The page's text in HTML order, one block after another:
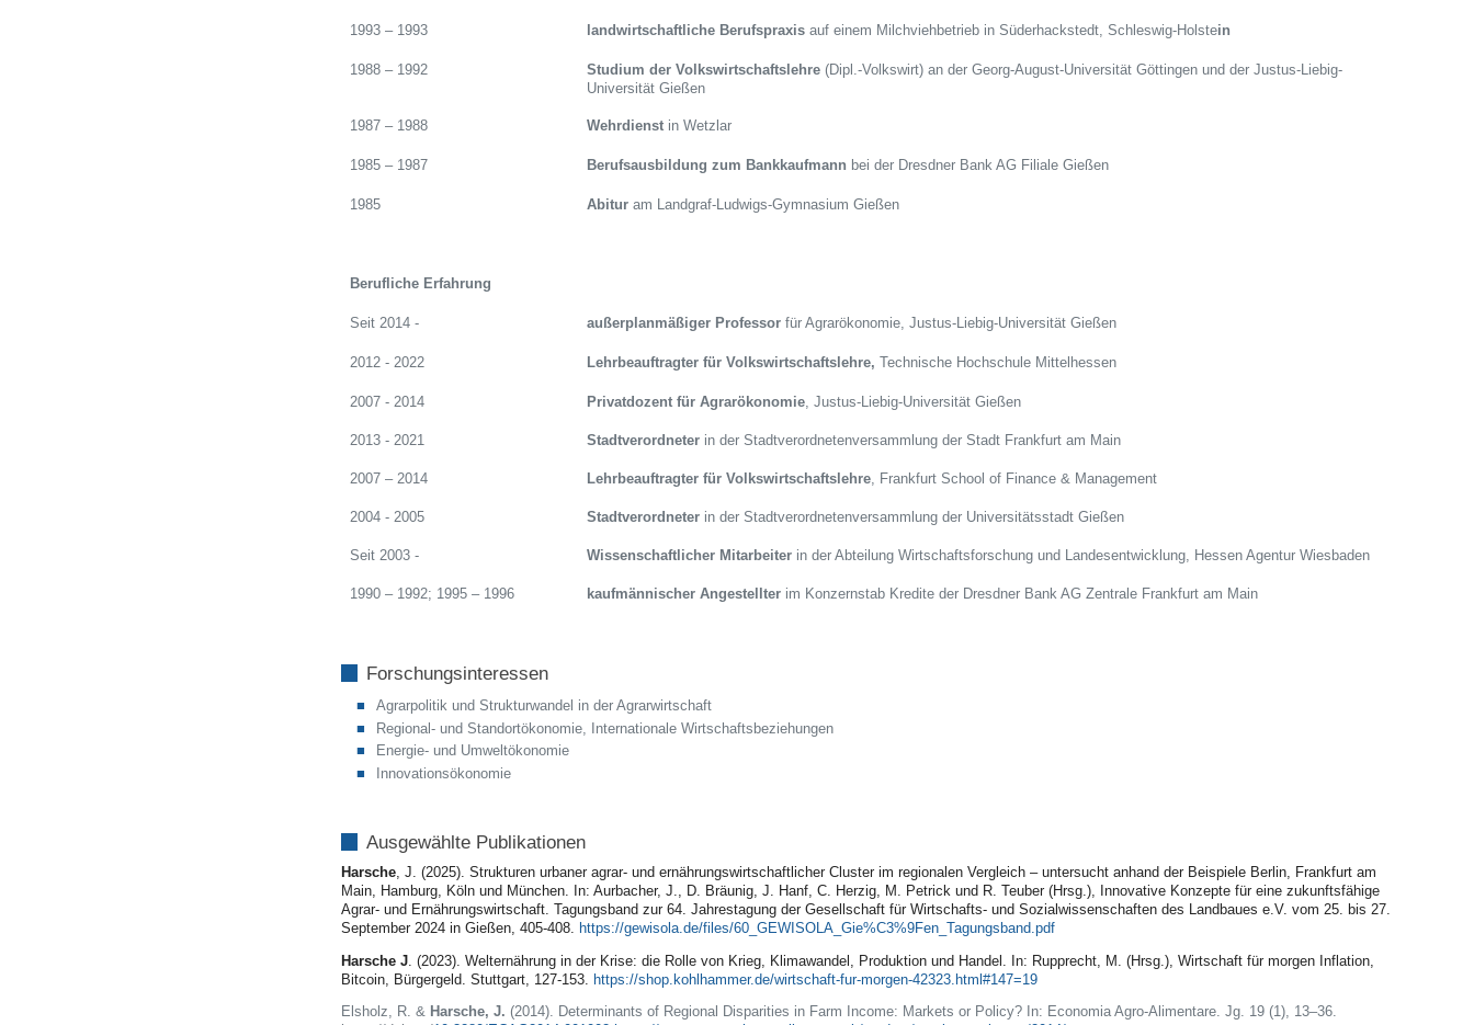
1993 – 1993 landwirtschaftliche Berufspraxis auf einem Milchviehbetrieb in Süderhackstedt, Schleswig-Holstein
1988 – 1992 Studium der Volkswirtschaftslehre (Dipl.-Volkswirt) an der Georg-August-Universität Göttingen und der Justus-Liebig-
Universität Gießen
1987 – 1988 Wehrdienst in Wetzlar
1985 – 1987 Berufsausbildung zum Bankkaufmann bei der Dresdner Bank AG Filiale Gießen
1985 Abitur am Landgraf-Ludwigs-Gymnasium Gießen
Berufliche Erfahrung
Seit 2014 - außerplanmäßiger Professor für Agrarökonomie, Justus-Liebig-Universität Gießen
2012 - 2022 Lehrbeauftragter für Volkswirtschaftslehre, Technische Hochschule Mittelhessen
2007 - 2014 Privatdozent für Agrarökonomie Justus-Liebig-Universität Gießen
2013 - 2021 Stadtverordneter in der Stadtverordnetenversammlung der Stadt Frankfurt am Main
2007 – 2014 Lehrbeauftragter für Volkswirtschaftslehre , Frankfurt School of Finance & Management
2004 - 2005 Stadtverordneter in der Stadtverordnetenversammlung der Universitätsstadt Gießen
Seit 2003 - Wissenschaftlicher Mitarbeiter in der Abteilung Wirtschaftsforschung und Landesentwicklung, Hessen Agentur Wiesbaden
1990 – 1992; 1995 – 1996 kaufmännischer Angestellter im Konzernstab Kredite der Dresdner Bank AG Zentrale Frankfurt am Main
Forschungsinteressen
Agrarpolitik und Strukturwandel in der Agrarwirtschaft
Regional- und Standortökonomie, Internationale Wirtschaftsbeziehungen
Energie- und Umweltökonomie
Innovationsökonomie
Ausgewählte Publikationen
Harsche , J. (2025). Strukturen urbaner agrar- und ernährungswirtschaftlicher Cluster im regionalen Vergleich – untersucht anhand der Beispiele Berlin, Frankfurt am
Main, Hamburg, Köln und München. In: Aurbacher, J., D. Bräunig, J. Hanf, C. Herzig, M. Petrick und R. Teuber (Hrsg.), Innovative Konzepte für eine zukunftsfähige
Agrar- und Ernährungswirtschaft. Tagungsband zur 64. Jahrestagung der Gesellschaft für Wirtschafts- und Sozialwissenschaften des Landbaues e.V. vom 25. bis 27.
September 2024 in Gießen, 405-408.
https://gewisola.de/files/60_GEWISOLA_Gie%C3%9Fen_Tagungsband.pdf
Harsche J . (2023). Welternährung in der Krise: die Rolle von Krieg, Klimawandel, Produktion und Handel. In: Rupprecht, M. (Hrsg.), Wirtschaft für morgen Inflation,
Bitcoin, Bürgergeld. Stuttgart, 127-153. https://shop.kohlhammer.de/wirtschaft-fur-morgen-42323.html#147=19
Elsholz, R. & Harsche, J. (2014). Determinants of Regional Disparities in Farm Income: Markets or Policy? In: Economia Agro-Alimentare. Jg. 19 (1), 13–36.